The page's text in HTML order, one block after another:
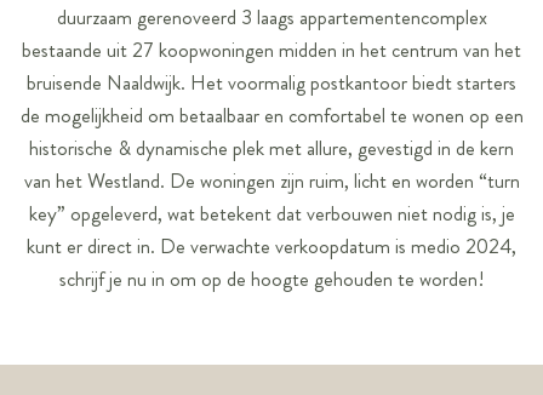
duurzaam gerenoveerd 3 laags appartementencomplex
bestaande uit 27 koopwoningen midden in het centrum van het
bruisende Naaldwijk. Het voormalig postkantoor biedt starters
de mogelijkheid om betaalbaar en comfortabel te wonen op een
historische & dynamische plek met allure, gevestigd in de kern
van het Westland. De woningen zijn ruim, licht en worden “turn
key” opgeleverd, wat betekent dat verbouwen niet nodig is, je
kunt er direct in. De verwachte verkoopdatum is medio 2024,
schrijf je nu in om op de hoogte gehouden te worden!